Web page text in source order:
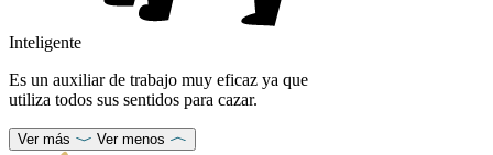
Inteligente
Es un auxiliar de trabajo muy eficaz ya que
utiliza todos sus sentidos para cazar.
Ver más Ver menos